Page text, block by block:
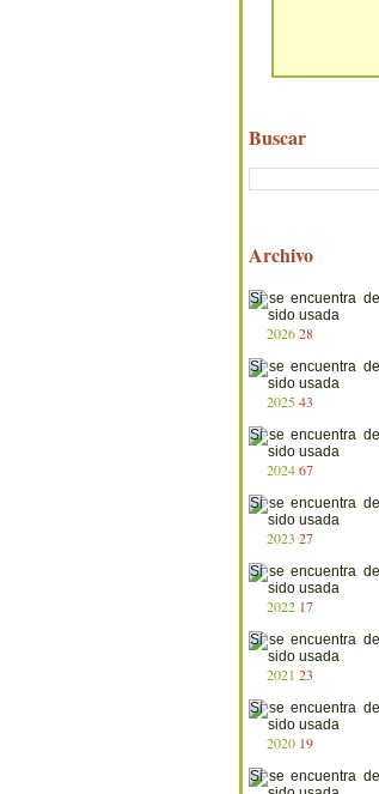
Buscar
Archivo
202628
202543
202467
2023 27
2022 17
2021 23
2020 19